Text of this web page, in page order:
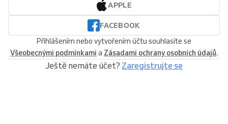
APPLE
FACEBOOK
Přihlášením nebo vytvořením účtu souhlasíte se
Všeobecnými podmínkami a Zásadami ochrany osobních údajů.
Ještě nemáte účet? Zaregistrujte se